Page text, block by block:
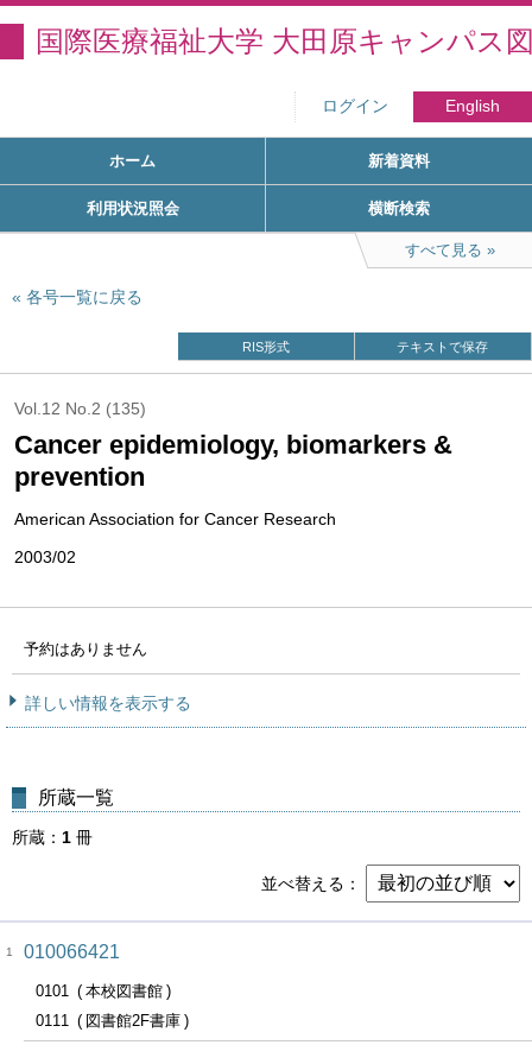
国際医療福祉大学 大田原キャンパス
ログイン English
ホーム 新着資料
利用状況照会 横断検索
すべて見る
各号一覧に戻る
RIS形式 テキストで保存
Vol.12 No.2 (135)
Cancer epidemiology, biomarkers &
prevention
American Association for Cancer Research
2003/02
予約はありません
詳しい情報を表示する
所蔵一覧
所蔵 1 冊
並べ替える
1 010066421
0101
本校図書館
0111
図書館2F書庫